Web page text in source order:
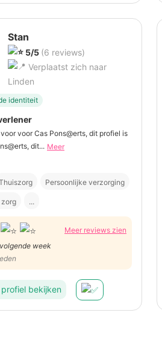
Stan
5/5 (6 reviews)
Verplaatst zich naar
Linden
identiteit
voor Cas Pons@erts, dit profiel is
dit... Meer
Persoonlijke verzorging
...
Meer reviews zien
week
bekijken